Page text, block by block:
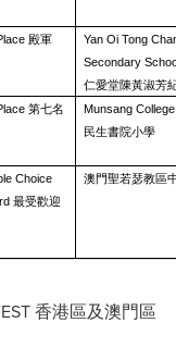
殿軍
Yan Oi Tong
Secondary
仁愛堂陳黃淑芳
第七名
Munsang
民生書院小學
Choice
最受歡迎
澳門聖若瑟教區
香港區及澳門區